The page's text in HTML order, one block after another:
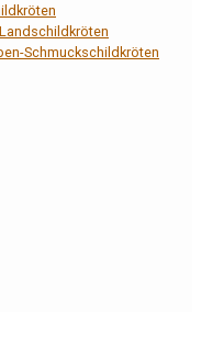
Schmuckschildkröten